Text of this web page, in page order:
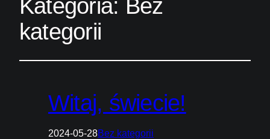
Kategoria: Bez
kategorii
Witaj, świecie!
2024-05-28Bez kategorii